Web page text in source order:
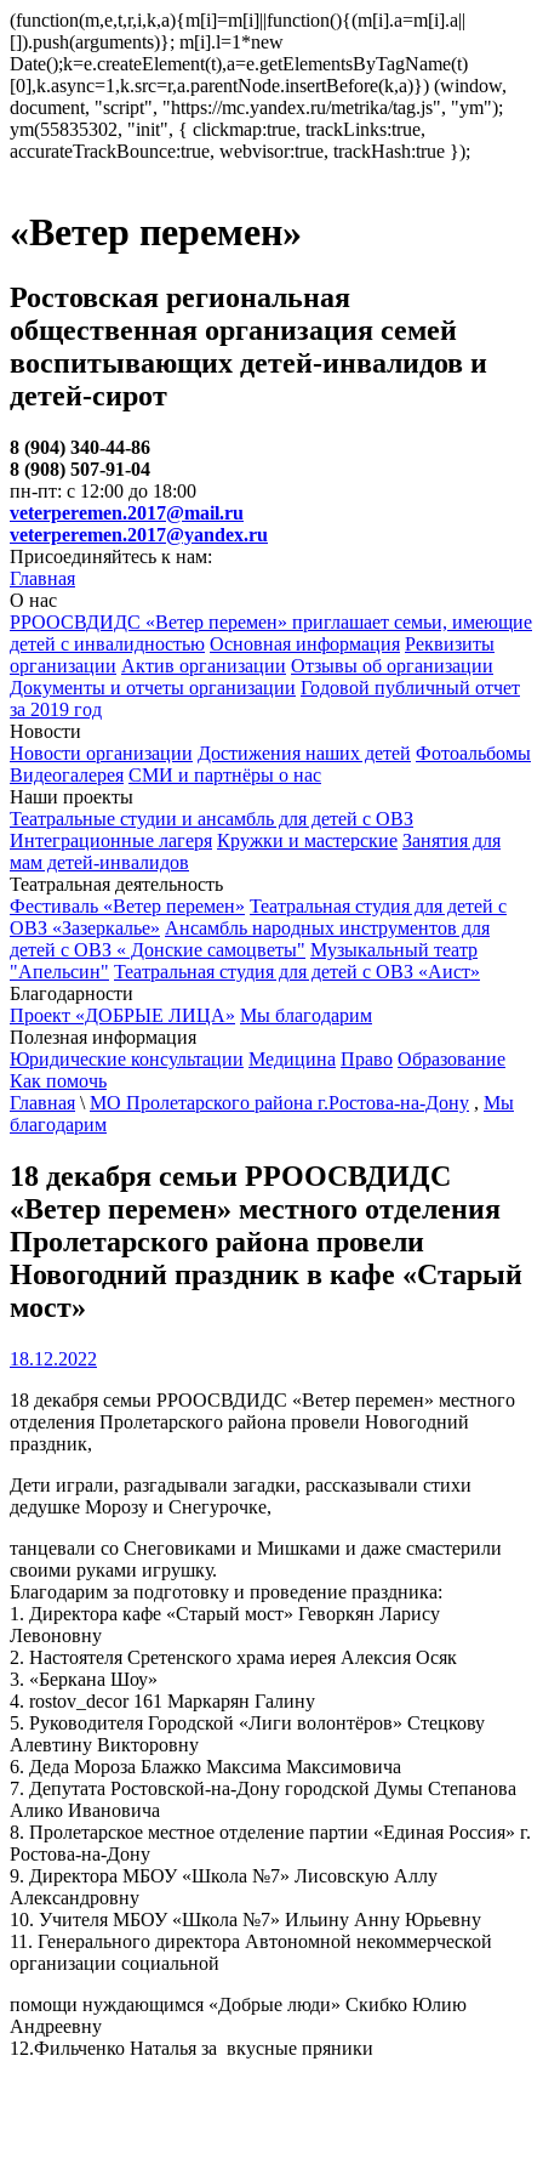
(function(m,e,t,r,i,k,a){m[i]=m[i]||function(){(m[i].a=m[i].a||
[]).push(arguments)}; m[i].l=1*new
Date();k=e.createElement(t),a=e.getElementsByTagName(t)
[0],k.async=1,k.src=r,a.parentNode.insertBefore(k,a)}) (window,
document, "script", "https://mc.yandex.ru/metrika/tag.js", "ym");
ym(55835302, "init", { clickmap:true, trackLinks:true,
accurateTrackBounce:true, webvisor:true, trackHash:true });
«Ветер перемен»
Ростовская региональная
общественная организация семей
воспитывающих детей-инвалидов и
детей-сирот
8 (904) 340-44-86
8 (908) 507-91-04
пн-пт: с 12:00 до 18:00
veterperemen.2017@mail.ru
veterperemen.2017@yandex.ru
Присоединяйтесь к нам:
Главная
О нас
РРООСВДИДС «Ветер перемен» приглашает семьи, имеющие
детей с инвалидностью Основная информация Реквизиты
организации Актив организации Отзывы об организации
Документы и отчеты организации Годовой публичный отчет
за 2019 год
Новости
Новости организации Достижения наших детей Фотоальбомы
Видеогалерея СМИ и партнёры о нас
Наши проекты
Театральные студии и ансамбль для детей с ОВЗ
Интеграционные лагеря Кружки и мастерские Занятия для
мам детей-инвалидов
Театральная деятельность
Фестиваль «Ветер перемен» Театральная студия для детей с
ОВЗ «Зазеркалье» Ансамбль народных инструментов для
детей с ОВЗ « Донские самоцветы" Музыкальный театр
"Апельсин" Театральная студия для детей с ОВЗ «Аист»
Благодарности
Проект «ДОБРЫЕ ЛИЦА» Мы благодарим
Полезная информация
Юридические консультации Медицина Право Образование
Как помочь
Главная \ МО Пролетарского района г.Ростова-на-Дону , Мы
благодарим
18 декабря семьи РРООСВДИДС
«Ветер перемен» местного отделения
Пролетарского района провели
Новогодний праздник в кафе «Старый
мост»
18.12.2022
18 декабря семьи РРООСВДИДС «Ветер перемен» местного
отделения Пролетарского района провели Новогодний
праздник,
Дети играли, разгадывали загадки, рассказывали стихи
дедушке Морозу и Снегурочке,
танцевали со Снеговиками и Мишками и даже смастерили
своими руками игрушку.
Благодарим за подготовку и проведение праздника:
1. Директора кафе «Старый мост» Геворкян Ларису
Левоновну
2. Настоятеля Сретенского храма иерея Алексия Осяк
3. «Беркана Шоу»
4. rostov_decor 161 Маркарян Галину
5. Руководителя Городской «Лиги волонтёров» Стецкову
Алевтину Викторовну
6. Деда Мороза Блажко Максима Максимовича
7. Депутата Ростовской-на-Дону городской Думы Степанова
Алико Ивановича
8. Пролетарское местное отделение партии «Единая Россия» г.
Ростова-на-Дону
9. Директора МБОУ «Школа №7» Лисовскую Аллу
Александровну
10. Учителя МБОУ «Школа №7» Ильину Анну Юрьевну
11. Генерального директора Автономной некоммерческой
организации социальной
помощи нуждающимся «Добрые люди» Скибко Юлию
Андреевну
12.Фильченко Наталья за вкусные пряники